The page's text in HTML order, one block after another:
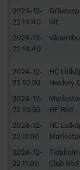
2024-12-
22 14:40
Vit
2024-12-
22 14:40
2024-12-
22 10:30
HC
Hockey
2024-12-
22 10:30
HF Röd
2024-12-
22 11:00
HC
2024-12-
22 11:00
Club Röd